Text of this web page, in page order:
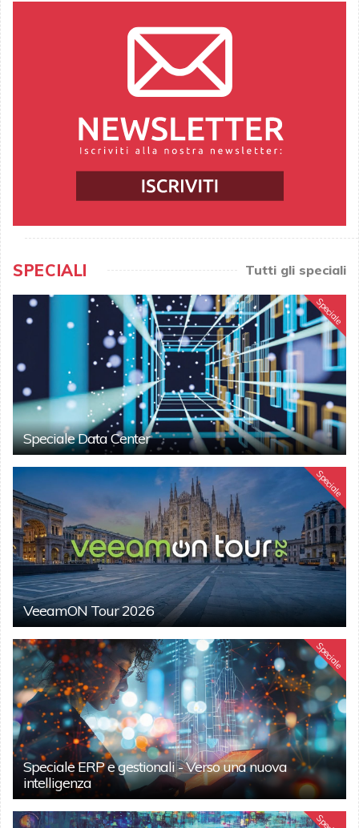
SPECIALI Tutti gli speciali
Speciale
Speciale Data Center
Speciale
VeeamON Tour 2026
Speciale
Speciale ERP e gestionali - Verso una nuova
intelligenza